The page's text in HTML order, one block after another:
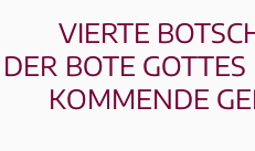
VIERTE
DER BOTE
KOMMENDE